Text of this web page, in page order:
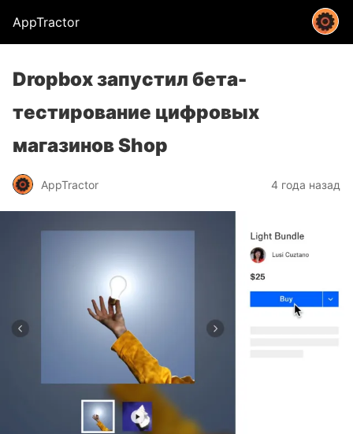
AppTractor
Dropbox запустил бета-
тестирование цифровых
магазинов Shop
AppTractor 4 года назад